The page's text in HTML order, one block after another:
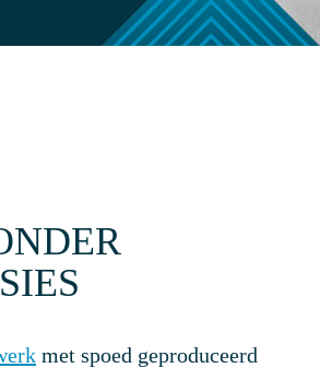
met spoed geproduceerd